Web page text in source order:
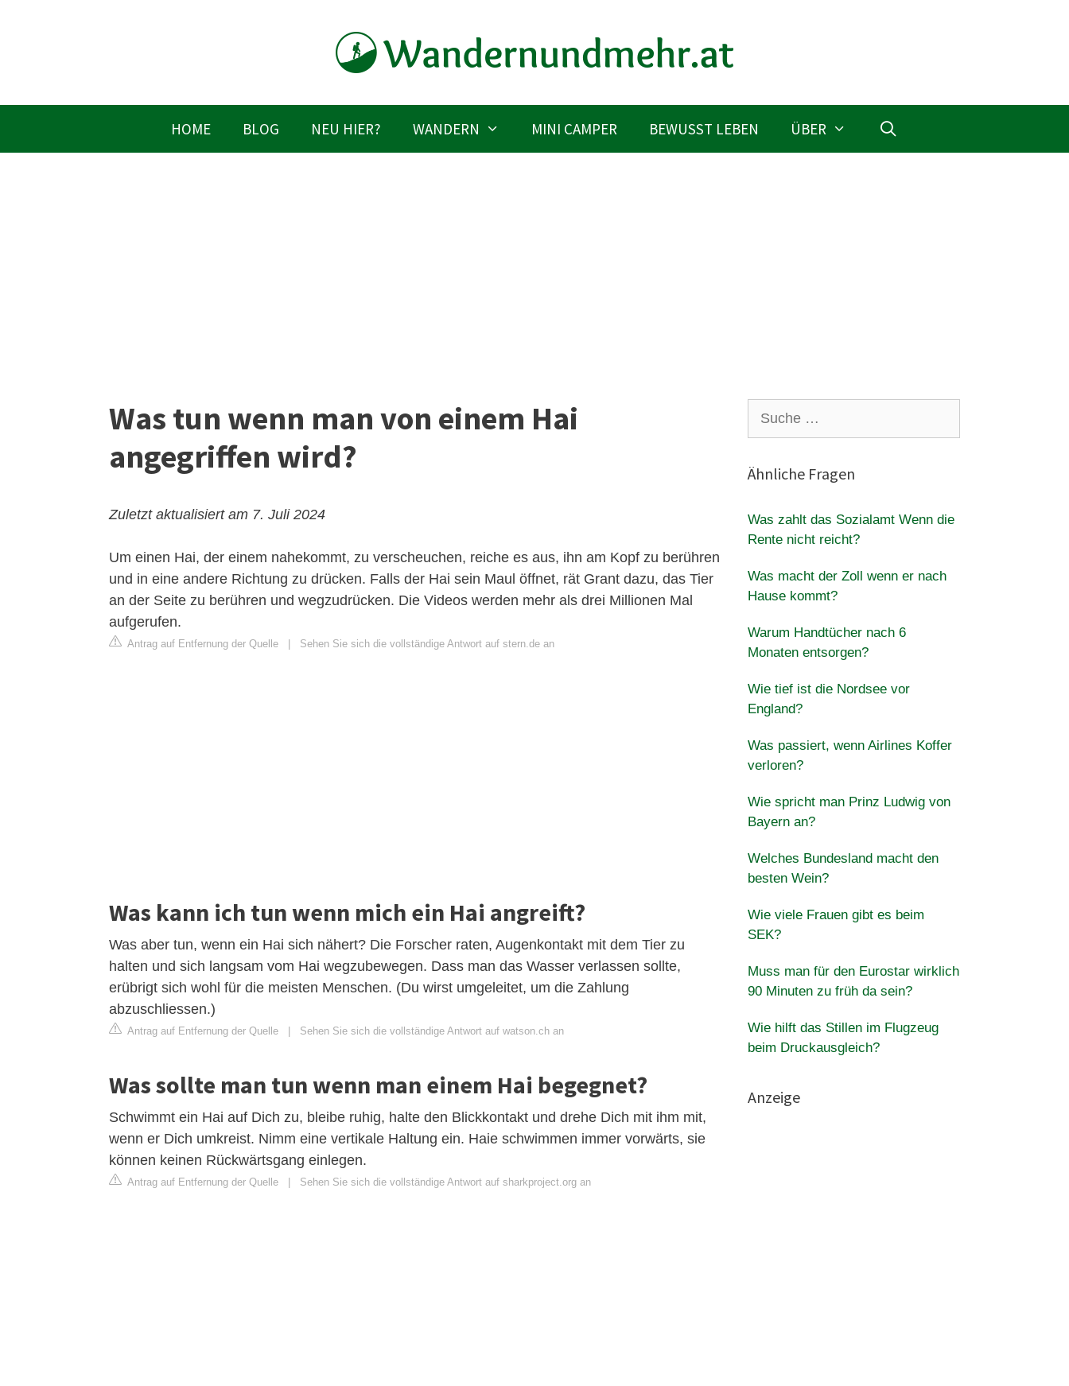
HOME BLOG NEU HIER? WANDERN MINI CAMPER BEWUSST LEBEN ÜBER
Was tun wenn man von einem Hai
angegriffen wird?
Zuletzt aktualisiert am 7. Juli 2024
Um einen Hai, der einem nahekommt, zu verscheuchen, reiche es aus, ihn am Kopf zu berühren
und in eine andere Richtung zu drücken. Falls der Hai sein Maul öffnet, rät Grant dazu, das Tier
an der Seite zu berühren und wegzudrücken. Die Videos werden mehr als drei Millionen Mal
aufgerufen.
Antrag auf Entfernung der Quelle Sehen Sie sich die vollständige Antwort auf stern.de an
Was kann ich tun wenn mich ein Hai angreift?
Was aber tun, wenn ein Hai sich nähert? Die Forscher raten, Augenkontakt mit dem Tier zu
halten und sich langsam vom Hai wegzubewegen. Dass man das Wasser verlassen sollte,
erübrigt sich wohl für die meisten Menschen. (Du wirst umgeleitet, um die Zahlung
abzuschliessen.)
Antrag auf Entfernung der Quelle Sehen Sie sich die vollständige Antwort auf watson.ch an
Was sollte man tun wenn man einem Hai begegnet?
Schwimmt ein Hai auf Dich zu, bleibe ruhig, halte den Blickkontakt und drehe Dich mit ihm mit,
wenn er Dich umkreist. Nimm eine vertikale Haltung ein. Haie schwimmen immer vorwärts, sie
können keinen Rückwärtsgang einlegen.
Antrag auf Entfernung der Quelle Sehen Sie sich die vollständige Antwort auf sharkproject.org an
nach:
Ähnliche Fragen
Was zahlt das Sozialamt Wenn die
Rente nicht reicht?
Was macht der Zoll wenn er nach
Hause kommt?
Warum Handtücher nach 6
Monaten entsorgen?
Wie tief ist die Nordsee vor
England?
Was passiert, wenn Airlines Koffer
verloren?
Wie spricht man Prinz Ludwig von
Bayern an?
Welches Bundesland macht den
besten Wein?
Wie viele Frauen gibt es beim
SEK?
Muss man für den Eurostar wirklich
90 Minuten zu früh da sein?
Wie hilft das Stillen im Flugzeug
beim Druckausgleich?
Anzeige